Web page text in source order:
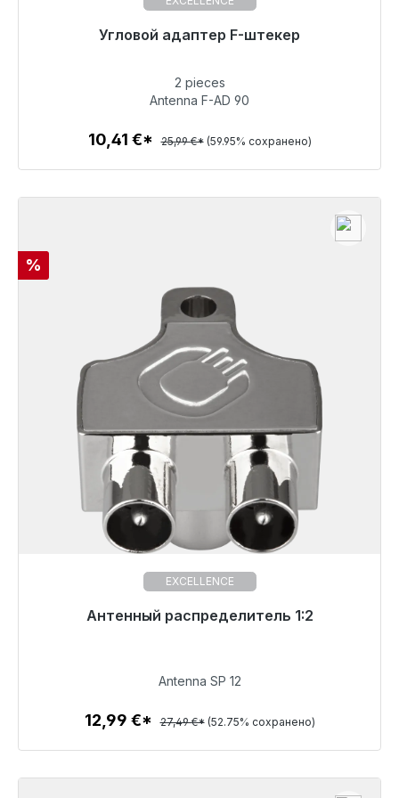
Угловой адаптер F-штекер
Готовы к немедленной отправке, срок поставки
10,41 €
Детали
2 pieces
Antenna F-AD 90
10,41 €* 25,99 €* (59.95% сохранено)
Скидка
%
EXCELLENCE
Антенный распределитель 1:2
Готовы к немедленной отправке, срок поставки
12,99 €
Детали
Antenna SP 12
12,99 €* 27,49 €* (52.75% сохранено)